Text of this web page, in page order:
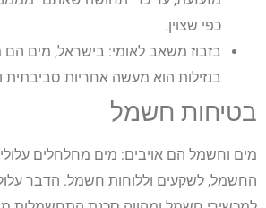
כפי שצוין.
בזבוז משאב לאומי: בישראל, מים
בנזילות הוא מעשה אחריות סביבתית
בטיחות חשמל
מים וחשמל הם אויבים: מים מחלחלים
החשמל, לשקעים וללוחות חשמל. הדבר